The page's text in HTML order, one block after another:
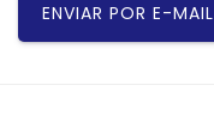
ENVIAR POR E-MAIL